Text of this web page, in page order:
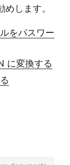
します。
をパスワー
に変換する